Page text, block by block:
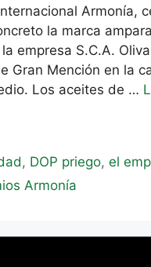
Armonía,
la marca
la empresa S.C.A.
Gran Mención en la
Los aceites de …
, DOP priego,el
Armonía